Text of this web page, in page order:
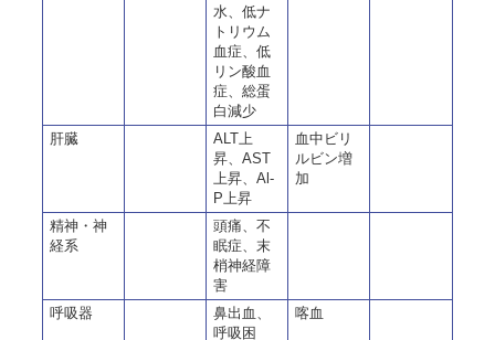
水、低ナ
トリウム
血症、低
リン酸血
症、総蛋
白減少
肝臓
ALT上
昇、AST
上昇、Al-
P上昇
血中ビリ
ルビン増
加
精神・神
経系
頭痛、不
眠症、末
梢神経障
害
呼吸器
鼻出血、
呼吸困
喀血